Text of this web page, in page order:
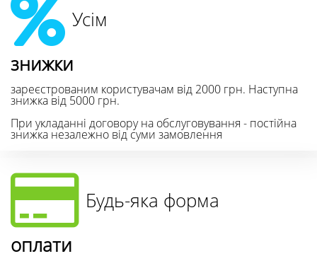
Усім
знижки
зареєстрованим користувачам від 2000 грн. Наступна
знижка від 5000 грн.
При укладанні договору на обслуговування - постійна
знижка незалежно від суми замовлення
Будь-яка форма
оплати